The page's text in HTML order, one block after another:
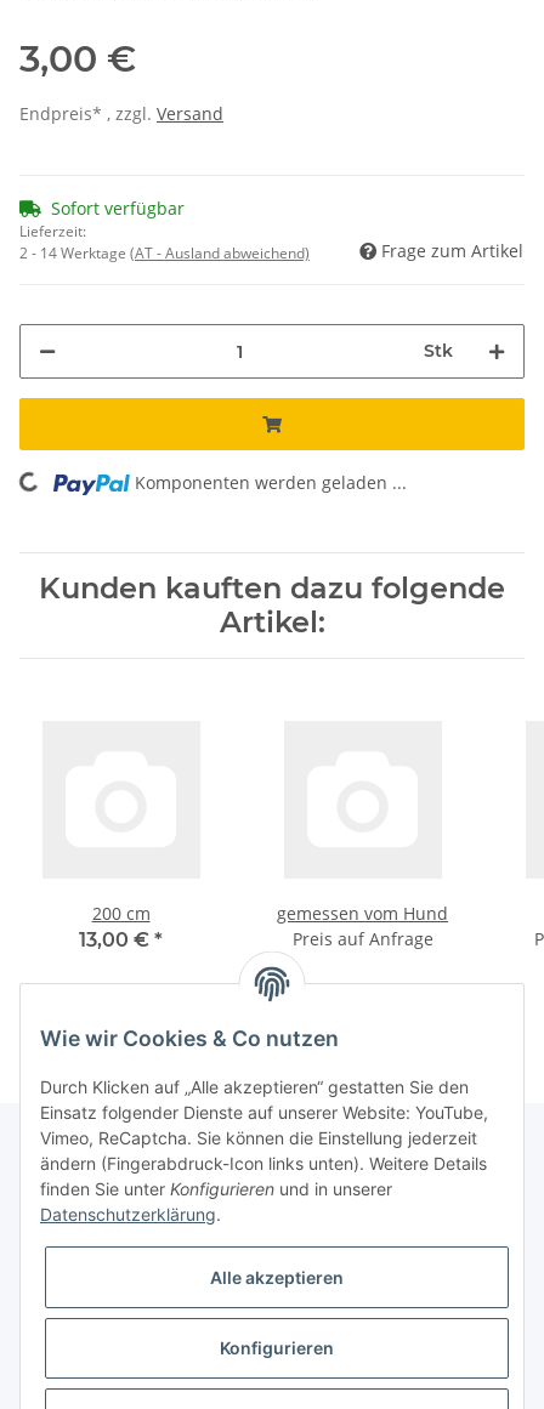
3,00 €
Endpreis* , zzgl. Versand
Sofort verfügbar
Lieferzeit:
2 - 14 Werktage (AT - Ausland abweichend) Frage zum Artikel
Stk
Loading... Komponenten werden geladen ...
Kunden kauften dazu folgende
Artikel:
200 cm
13,00 € *
gemessen vom Hund
Preis auf Anfrage
Informationen
Galerie
* Keine Ausweisung der Mehrwertsteuer gemäß Klein-Unternehmer-Regelung.,
Wie wir Cookies & Co nutzen
Durch Klicken auf „Alle akzeptieren“ gestatten Sie den
Einsatz folgender Dienste auf unserer Website: YouTube,
Vimeo, ReCaptcha. Sie können die Einstellung jederzeit
ändern (Fingerabdruck-Icon links unten). Weitere Details
finden Sie unter Konfigurieren und in unserer
Datenschutzerklärung.
Alle akzeptieren
Konfigurieren